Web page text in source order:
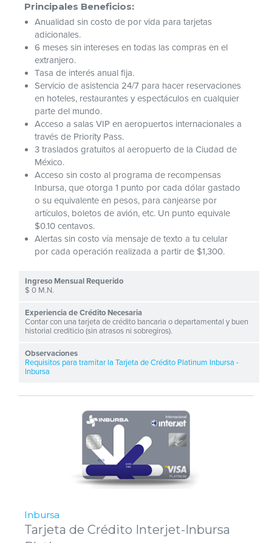
Principales Beneficios:
Anualidad sin costo de por vida para tarjetas
adicionales.
6 meses sin intereses en todas las compras en el
extranjero.
Tasa de interés anual fija.
Servicio de asistencia 24/7 para hacer reservaciones
en hoteles, restaurantes y espectáculos en cualquier
parte del mundo.
Acceso a salas VIP en aeropuertos internacionales a
través de Priority Pass.
3 traslados gratuitos al aeropuerto de la Ciudad de
México.
Acceso sin costo al programa de recompensas
Inbursa, que otorga 1 punto por cada dólar gastado
o su equivalente en pesos, para canjearse por
artículos, boletos de avión, etc. Un punto equivale
$0.10 centavos.
Alertas sin costo vía mensaje de texto a tu celular
por cada operación realizada a partir de $1,300.
$ 0 M.N.
Contar con una tarjeta de crédito bancaria o departamental y buen
historial crediticio (sin atrasos ni sobregiros).
Requisitos para tramitar la Tarjeta de Crédito Platinum Inbursa -
Inbursa
Inbursa
Tarjeta de Crédito Interjet-Inbursa